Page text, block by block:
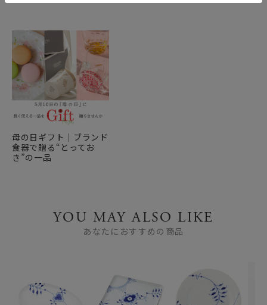
母の日ギフト｜ブランド
食器で贈る“とってお
き”の一品
YOU MAY ALSO LIKE
あなたにおすすめの商品